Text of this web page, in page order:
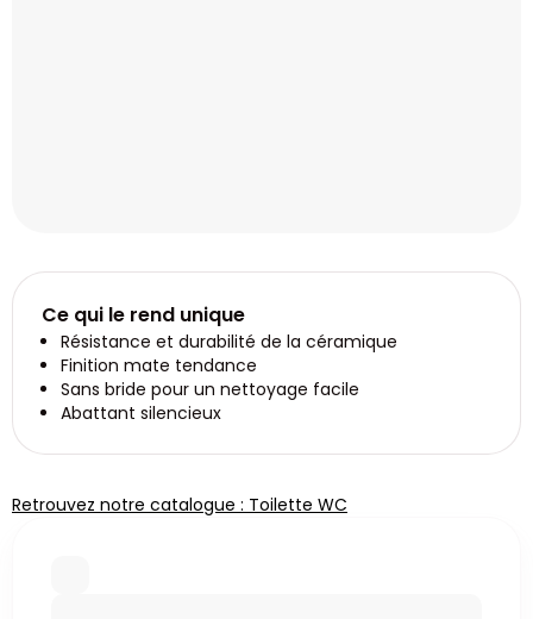
Ce qui le rend unique
Résistance et durabilité de la céramique
Finition mate tendance
Sans bride pour un nettoyage facile
Abattant silencieux
Retrouvez notre catalogue : Toilette WC